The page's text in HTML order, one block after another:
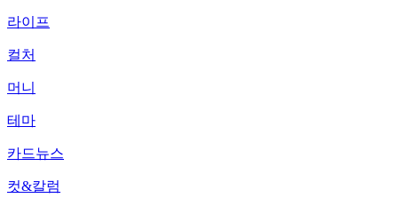
라이프
컬처
머니
테마
카드뉴스
컷&칼럼